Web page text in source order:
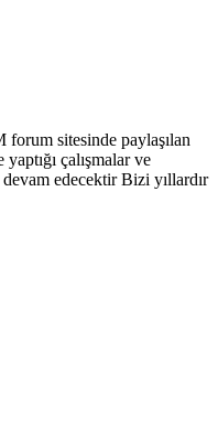
forum sitesinde paylaşılan
çalışmalar ve
edecektir Bizi yıllardır